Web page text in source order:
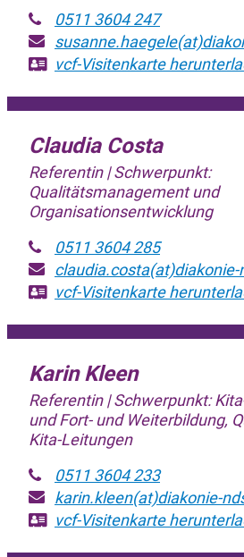
0511 3604 247
vcf-Visitenkarte
Claudia Costa
Referentin | Schwerpunkt:
Qualitätsmanagement und
Organisationsentwicklung
0511 3604 285
claudia.costa(at)diakonie-
vcf-Visitenkarte
Karin Kleen
Referentin | Schwerpunkt:
und Fort- und Weiterbildung,
Kita-Leitungen
0511 3604 233
karin.kleen(at)diakonie-
vcf-Visitenkarte